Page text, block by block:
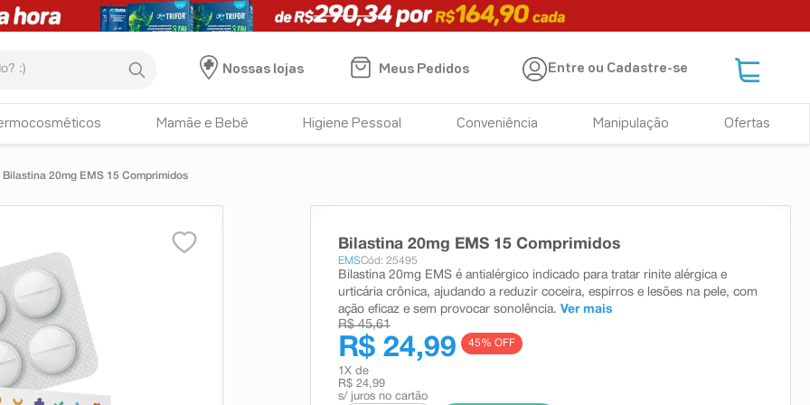
Nossas lojas
Meus Pedidos Entre ou Cadastre-se
Mamãe e Bebê Higiene Pessoal Conveniência Manipulação Ofertas
Bilastina 20mg EMS 15 Comprimidos
Bilastina 20mg EMS 15 Comprimidos
EMSCód: 25495
Bilastina 20mg EMS é antialérgico indicado para tratar rinite alérgica e
urticária crônica, ajudando a reduzir coceira, espirros e lesões na pele, com
ação eficaz e sem provocar sonolência. Ver mais
R$ 45,61
R$ 24,99 45% OFF
1 X de
R$ 24,99
s/ juros no cartão